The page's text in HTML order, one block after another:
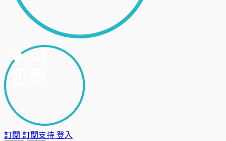
訂閱 訂閱支持登入